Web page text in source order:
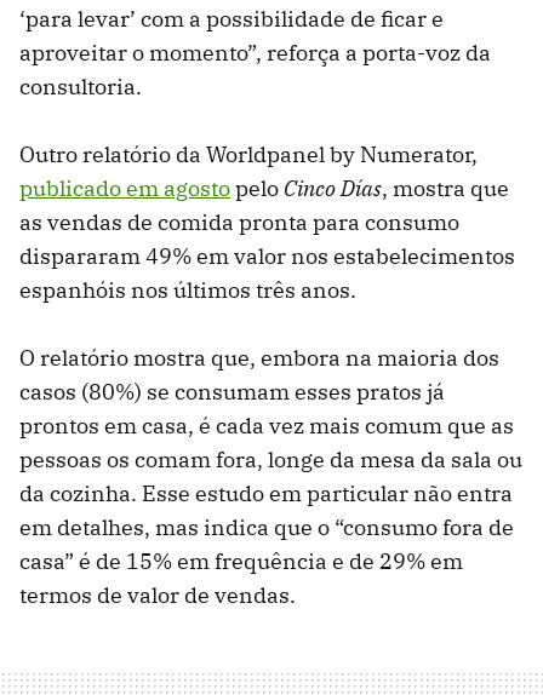
‘para levar’ com a possibilidade de ficar e
aproveitar o momento”, reforça a porta-voz da
consultoria.
Outro relatório da Worldpanel by Numerator,
publicado em agostopelo Cinco Días, mostra que
as vendas de comida pronta para consumo
dispararam 49% em valor nos estabelecimentos
espanhóis nos últimos três anos.
O relatório mostra que, embora na maioria dos
casos (80%) se consumam esses pratos já
prontos em casa, é cada vez mais comum que as
pessoas os comam fora, longe da mesa da sala ou
da cozinha. Esse estudo em particular não entra
em detalhes, mas indica que o “consumo fora de
casa” é de 15% em frequência e de 29% em
termos de valor de vendas.